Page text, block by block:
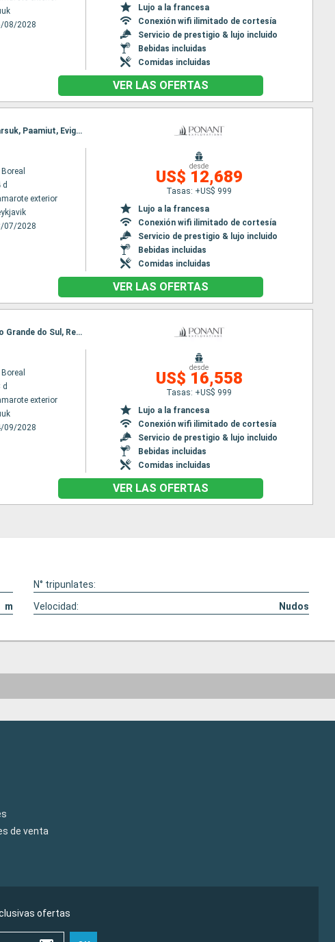
08/2028
Lujo a la francesa
Conexión wifi ilimitado de cortesía
Servicio de prestigio & lujo incluido
Bebidas incluidas
Comidas incluidas
VER LAS OFERTAS
Itinerario : Reykjavik, Tasiilaq, Timmiarmiut, Pasaje de Christian Sund, Hvar, Igaliku, Qassiarsuk, Paamiut, Evighedsfjorden, Bahia Disco, Nooralak, Nuuk
Boreal
d
exterior
07/2028
desde
US$ 12,689
Tasas: +US$ 999
Lujo a la francesa
Conexión wifi ilimitado de cortesía
Servicio de prestigio & lujo incluido
Bebidas incluidas
Comidas incluidas
VER LAS OFERTAS
Itinerario : Nuuk, Qeqertarsuaq, Iqaluit, Grinell glacier, Akpatok, Nachvak fjord, Nain CA, Rio Grande do Sul, Red Bay, Adamstown, Twillengate, Baie de Trinity, St Johns, Saint Pierre y Miquelon, Halifax
Boreal
d
exterior
09/2028
desde
US$ 16,558
Tasas: +US$ 999
Lujo a la francesa
Conexión wifi ilimitado de cortesía
Servicio de prestigio & lujo incluido
Bebidas incluidas
Comidas incluidas
VER LAS OFERTAS
N° tripunlates:
m Velocidad: Nudos
de venta
ofertas